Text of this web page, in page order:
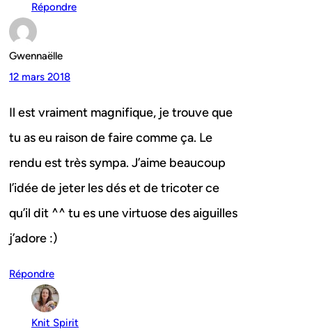
Répondre
Gwennaëlle
12 mars 2018
Il est vraiment magnifique, je trouve que
tu as eu raison de faire comme ça. Le
rendu est très sympa. J’aime beaucoup
l’idée de jeter les dés et de tricoter ce
qu’il dit ^^ tu es une virtuose des aiguilles
j’adore :)
Répondre
Knit Spirit